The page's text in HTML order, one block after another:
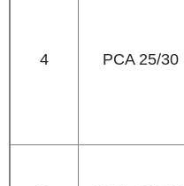
4 PCA 25/30